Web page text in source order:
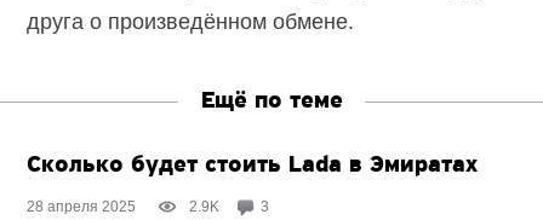
друга о произведённом обмене.
Ещё по теме
Сколько будет стоить Lada в Эмиратах
28 апреля 2025 2.9K 3